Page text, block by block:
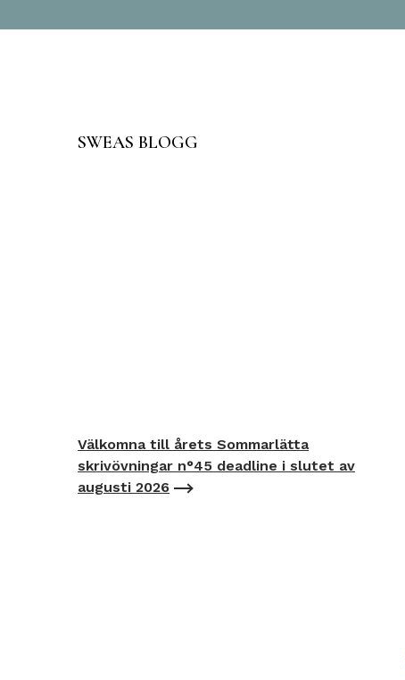
SWEAS BLOGG
Välkomna till årets Sommarlätta
skrivövningar n°45 deadline i slutet av
augusti 2026